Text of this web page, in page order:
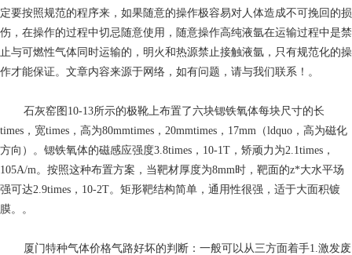
定要按照规范的程序来，如果随意的操作极容易对人体造成不可挽回的损
伤，在操作的过程中切忌随意使用，随意操作高纯液氩在运输过程中是禁
止与可燃性气体同时运输的，明火和热源禁止接触液氩，只有规范化的操
作才能保证。文章内容来源于网络，如有问题，请与我们联系！。
石灰窑图10-13所示的极靴上布置了六块锶铁氧体每块尺寸的长
times，宽times，高为80mmtimes，20mmtimes，17mm（ldquo，高为磁化
方向）。锶铁氧体的磁感应强度3.8times，10-1T，矫顽力为2.1times，
105A/m。按照这种布置方案，当靶材厚度为8mm时，靶面的z*大水平场
强可达2.9times，10-2T。矩形靶结构简单，通用性很强，适于大面积镀
膜。。
厦门特种气体价格气路好坏的判断：一般可以从三方面着手1.激发废